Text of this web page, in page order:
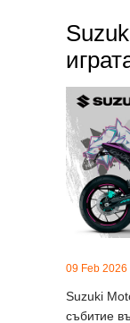
09 Feb 2026
Suzuki
събитие